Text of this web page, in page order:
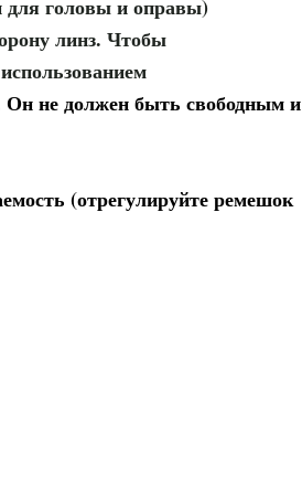
головы и оправы)
линз. Чтобы
не должен быть свободным и
(отрегулируйте ремешок